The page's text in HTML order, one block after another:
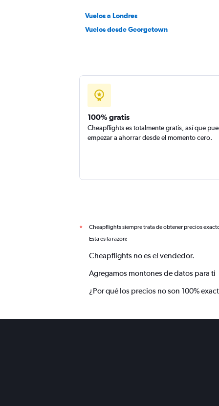
Vuelos a Londres
Vuelos desde Georgetown
100% gratis
Cheapflights es totalmente gratis, así que
empezar a ahorrar desde el momento cero.
* Cheapflights siempre trata de obtener precios
Esta es la razón:
Cheapflights no es el vendedor.
Agregamos montones de datos para ti
¿Por qué los precios no son 100%